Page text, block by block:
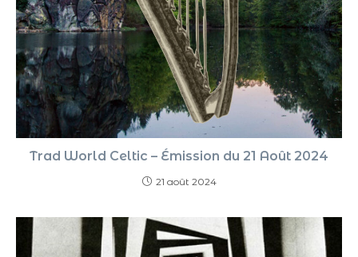
Trad World Celtic – Émission du 21 Août 2024
21 août 2024